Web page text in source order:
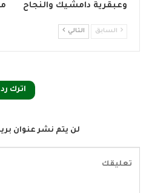
وعبقرية دامشيك والنجاح
السابق التالي
اترك رد
لن يتم نشر عنوان